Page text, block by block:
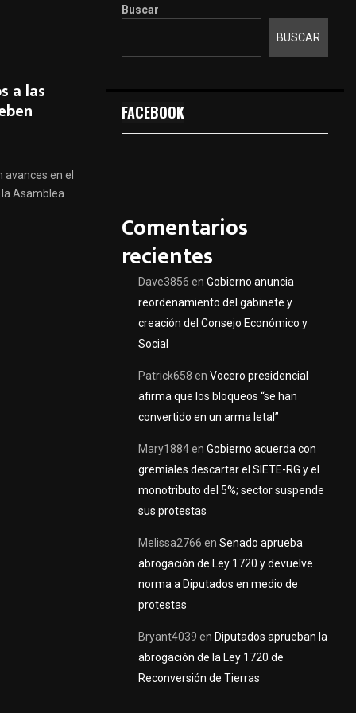
a las
en el
Asamblea
Buscar
BUSCAR
FACEBOOK
Comentarios
recientes
Dave3856 en Gobierno anuncia
reordenamiento del gabinete y
creación del Consejo Económico y
Social
Patrick658 en Vocero presidencial
afirma que los bloqueos “se han
convertido en un arma letal”
Mary1884en Gobierno acuerda con
gremiales descartar el SIETE-RG y el
monotributo del 5%; sector suspende
sus protestas
Melissa2766 en Senado aprueba
abrogación de Ley 1720 y devuelve
norma a Diputados en medio de
protestas
Bryant4039 en Diputados aprueban la
abrogación de la Ley 1720 de
Reconversión de Tierras